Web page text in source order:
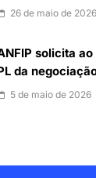
26 de maio de 2026
solicita
da
5 de maio de 2026